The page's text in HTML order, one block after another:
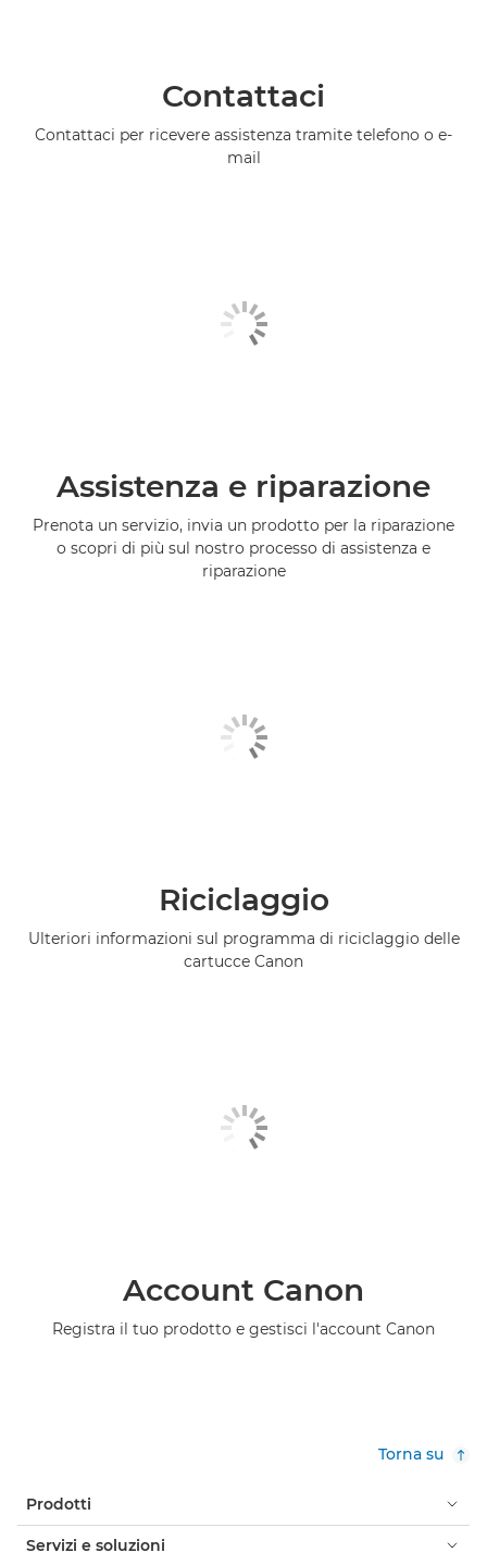
Contattaci
Contattaci per ricevere assistenza tramite telefono o e-
mail
Assistenza e riparazione
Prenota un servizio, invia un prodotto per la riparazione
o scopri di più sul nostro processo di assistenza e
riparazione
Riciclaggio
Ulteriori informazioni sul programma di riciclaggio delle
cartucce Canon
Account Canon
Registra il tuo prodotto e gestisci l'account Canon
Torna su
Prodotti
Servizi e soluzioni